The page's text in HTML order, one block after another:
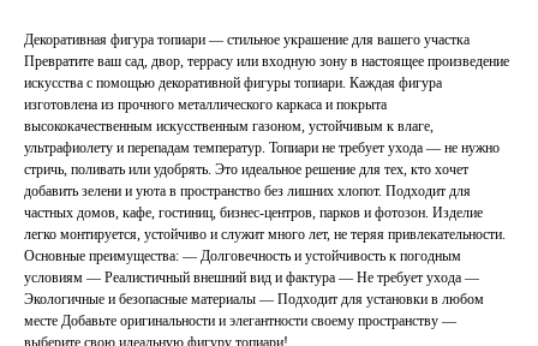
Декоративная фигура топиари — стильное украшение для вашего участка
Превратите ваш сад, двор, террасу или входную зону в настоящее произведение
искусства с помощью декоративной фигуры топиари. Каждая фигура
изготовлена из прочного металлического каркаса и покрыта
высококачественным искусственным газоном, устойчивым к влаге,
ультрафиолету и перепадам температур. Топиари не требует ухода — не нужно
стричь, поливать или удобрять. Это идеальное решение для тех, кто хочет
добавить зелени и уюта в пространство без лишних хлопот. Подходит для
частных домов, кафе, гостиниц, бизнес-центров, парков и фотозон. Изделие
легко монтируется, устойчиво и служит много лет, не теряя привлекательности.
Основные преимущества: — Долговечность и устойчивость к погодным
условиям — Реалистичный внешний вид и фактура — Не требует ухода —
Экологичные и безопасные материалы — Подходит для установки в любом
месте Добавьте оригинальности и элегантности своему пространству —